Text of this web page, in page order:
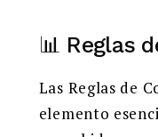
📊 Reglas
Las Reglas de
elemento